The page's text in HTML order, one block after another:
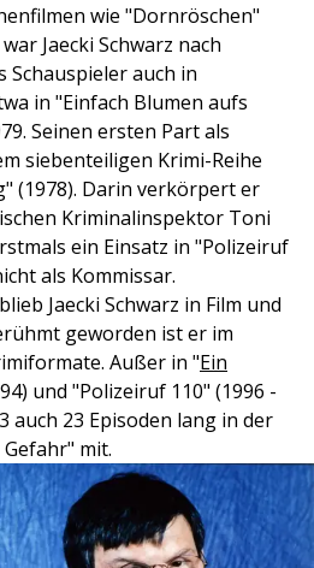
wie "Dornröschen"
Jaecki Schwarz nach
Schauspieler auch in
in "Einfach Blumen aufs
Seinen ersten Part als
siebenteiligen Krimi-Reihe
(1978). Darin verkörpert er
Kriminalinspektor Toni
ein Einsatz in "Polizeiruf
als Kommissar.
Jaecki Schwarz in Film und
geworden ist er im
Außer in "Ein
und "Polizeiruf 110" (1996 -
auch 23 Episoden lang in der
mit.